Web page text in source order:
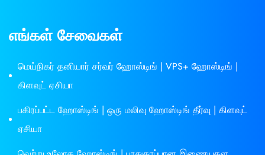
எங்கள் சேவைகள்
மெய்நிகர் தனியார் சர்வர் ஹோஸ்டிங் | VPS+ ஹோஸ்டிங் |
கிளவுட் ஏசியா
பகிரப்பட்ட ஹோஸ்டிங் | ஒரு மலிவு ஹோஸ்டிங் தீர்வு | கிளவுட்
ஏசியா